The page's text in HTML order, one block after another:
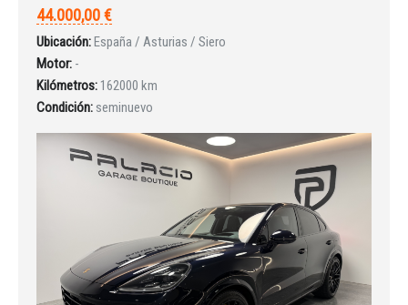
44.000,00 €
Ubicación:España / Asturias / Siero
Motor: -
Kilómetros: 162000 km
Condición: seminuevo